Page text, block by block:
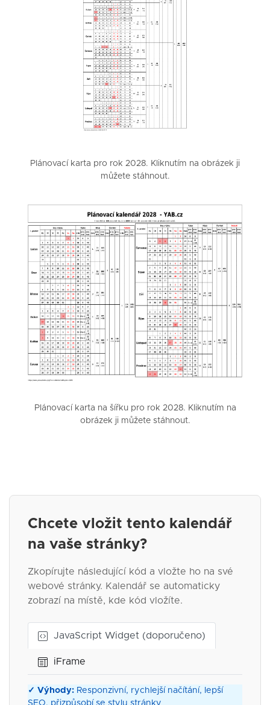
Plánovací karta pro rok 2028. Kliknutím na obrázek ji
můžete stáhnout.
Plánovací karta na šířku pro rok 2028. Kliknutím na
obrázek ji můžete stáhnout.
Chcete vložit tento kalendář
na vaše stránky?
Zkopírujte následující kód a vložte ho na své
webové stránky. Kalendář se automaticky
zobrazí na místě, kde kód vložíte.
JavaScript Widget (doporučeno)
iFrame
✓ Výhody: Responzivní, rychlejší načítání, lepší
SEO, přizpůsobí se stylu stránky